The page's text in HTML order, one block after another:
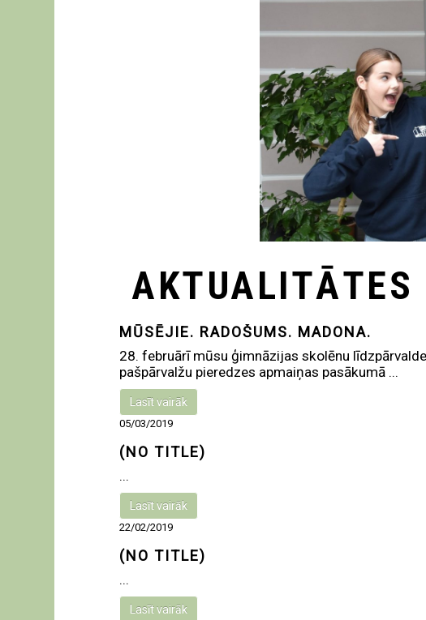
AKTUALITĀTES
MŪSĒJIE. RADOŠUMS. MADONA.
28. februārī mūsu ģimnāzijas skolēnu
pašpārvalžu pieredzes apmaiņas pasākumā ...
Lasīt vairāk
05/03/2019
(NO TITLE)
...
Lasīt vairāk
22/02/2019
(NO TITLE)
...
Lasīt vairāk